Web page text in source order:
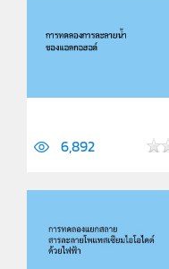
6,892